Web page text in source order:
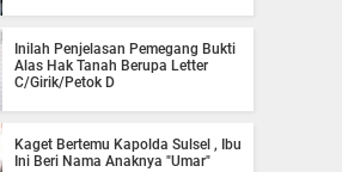
Inilah Penjelasan Pemegang Bukti
Alas Hak Tanah Berupa Letter
C/Girik/Petok D
Kaget Bertemu Kapolda Sulsel , Ibu
Ini Beri Nama Anaknya "Umar"